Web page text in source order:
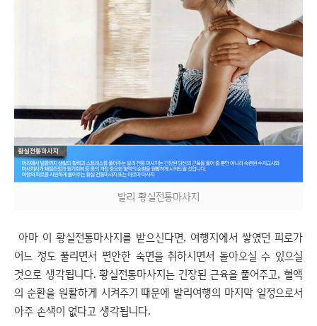
발리 황실전통마사지
아마 이 황실전통마사지를 받으신다면, 여행지에서 쌓였던 피로가
어느 정도 풀리면서 편안한 숙면을 취하시면서 돌아오실 수 있으실
것으로 생각됩니다. 황실전통마사지는 긴장된 근육을 풀어주고, 혈액
의 순환을 원활하게 시켜주기 때문에 발리여행의 마지막 일정으로서
아주 손색이 없다고 생각됩니다.